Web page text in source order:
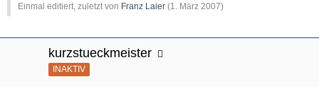
Einmal editiert, zuletzt von Franz Laier (1. März 2007)
kurzstueckmeister
INAKTIV